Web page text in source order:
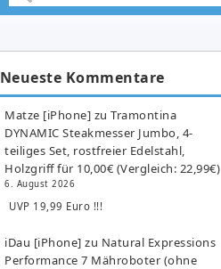
Neueste Kommentare
Matze [iPhone] zuTramontina
DYNAMIC Steakmesser Jumbo, 4-
teiliges Set, rostfreier Edelstahl,
Holzgriff für 10,00€ (Vergleich: 22,99€)
6. August 2026
UVP 19,99 Euro !!!
iDau [iPhone] zu Natural Expressions
Performance 7 Mähroboter (ohne